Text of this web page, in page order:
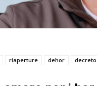
riaperture dehor
decreto